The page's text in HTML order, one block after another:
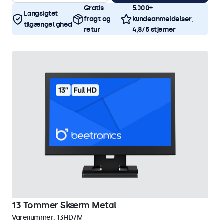
Langsigtet
tilgængelighed
Gratis
fragt og
retur
5.000+
kundeanmeldelser,
4,8/5 stjerner
13 Tommer Skærm Metal
Varenummer: 13HD7M